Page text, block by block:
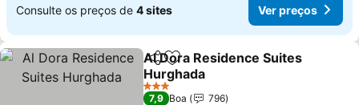
Consulte os preços de 4 sites Ver preços
PartilharAdicionar aos favoritos
Al Dora Residence Suites
Hurghada
Ver preços
3 Estrelas
7,9 Boa
796